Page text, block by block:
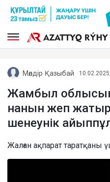
Мөлдір Қазыбай
Жамбыл
нанын жеп
шенеунік
Жалған ақпарат таратқаны